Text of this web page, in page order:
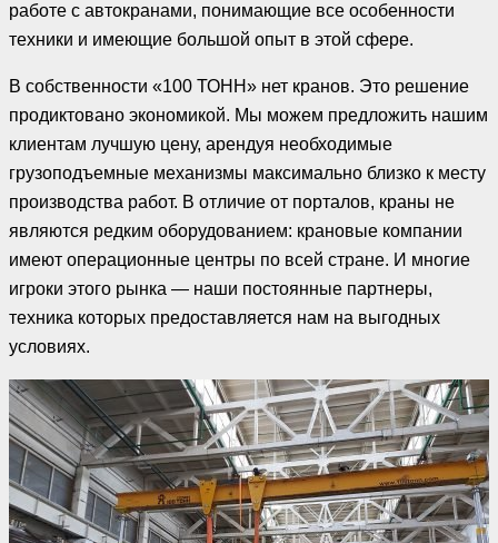
работе с автокранами, понимающие все особенности
техники и имеющие большой опыт в этой сфере.
В собственности «100 ТОНН» нет кранов. Это решение
продиктовано экономикой. Мы можем предложить нашим
клиентам лучшую цену, арендуя необходимые
грузоподъемные механизмы максимально близко к месту
производства работ. В отличие от порталов, краны не
являются редким оборудованием: крановые компании
имеют операционные центры по всей стране. И многие
игроки этого рынка — наши постоянные партнеры,
техника которых предоставляется нам на выгодных
условиях.